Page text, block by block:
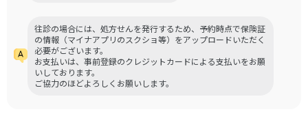
往診の場合には、処方せんを発行するため、予約時点で保険証
の情報（マイナアプリのスクショ等）をアップロードいただく
必要がございます。
お支払いは、事前登録のクレジットカードによる支払いをお願
いしております。
ご協力のほどよろしくお願いします。